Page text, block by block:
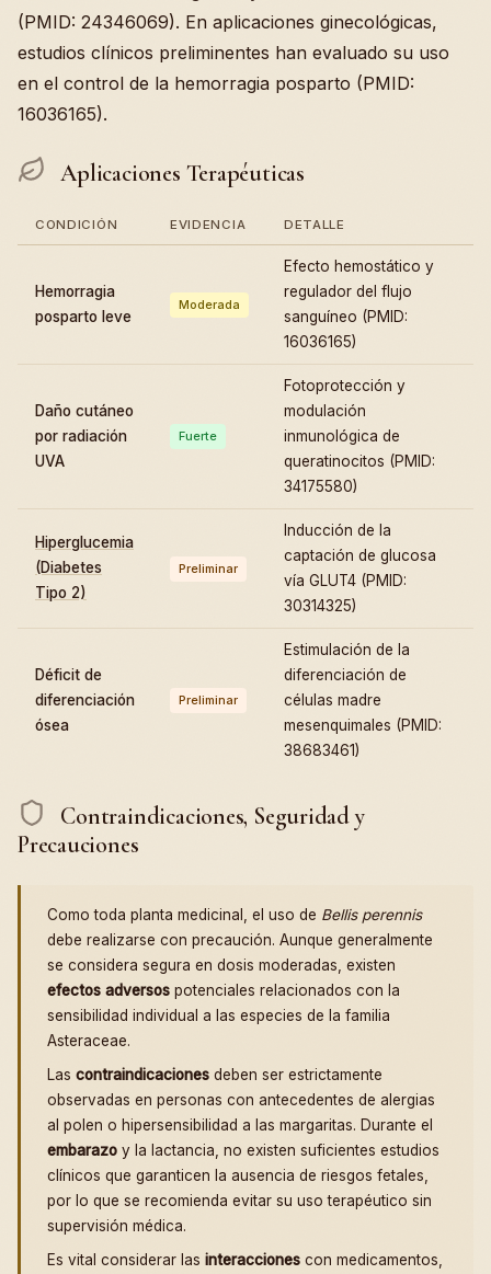
(PMID: 24346069). En aplicaciones ginecológicas,
estudios clínicos preliminentes han evaluado su uso
en el control de la hemorragia posparto (PMID:
16036165).
Aplicaciones Terapéuticas
CONDICIÓN EVIDENCIA DETALLE
Hemorragia
posparto leve
Moderada
Efecto hemostático y
regulador del flujo
sanguíneo (PMID:
16036165)
Daño cutáneo
por radiación
UVA
Fuerte
Fotoprotección y
modulación
inmunológica de
queratinocitos (PMID:
34175580)
Hiperglucemia
(Diabetes
Tipo 2)
Preliminar
Inducción de la
captación de glucosa
vía GLUT4 (PMID:
30314325)
Déficit de
diferenciación
ósea
Preliminar
Estimulación de la
diferenciación de
células madre
mesenquimales (PMID:
38683461)
Contraindicaciones, Seguridad y
Precauciones
Como toda planta medicinal, el uso de Bellis perennis
debe realizarse con precaución. Aunque generalmente
se considera segura en dosis moderadas, existen
efectos adversos potenciales relacionados con la
sensibilidad individual a las especies de la familia
Asteraceae.
Las contraindicaciones deben ser estrictamente
observadas en personas con antecedentes de alergias
al polen o hipersensibilidad a las margaritas. Durante el
embarazo y la lactancia, no existen suficientes estudios
clínicos que garanticen la ausencia de riesgos fetales,
por lo que se recomienda evitar su uso terapéutico sin
supervisión médica.
Es vital considerar las interacciones con medicamentos,